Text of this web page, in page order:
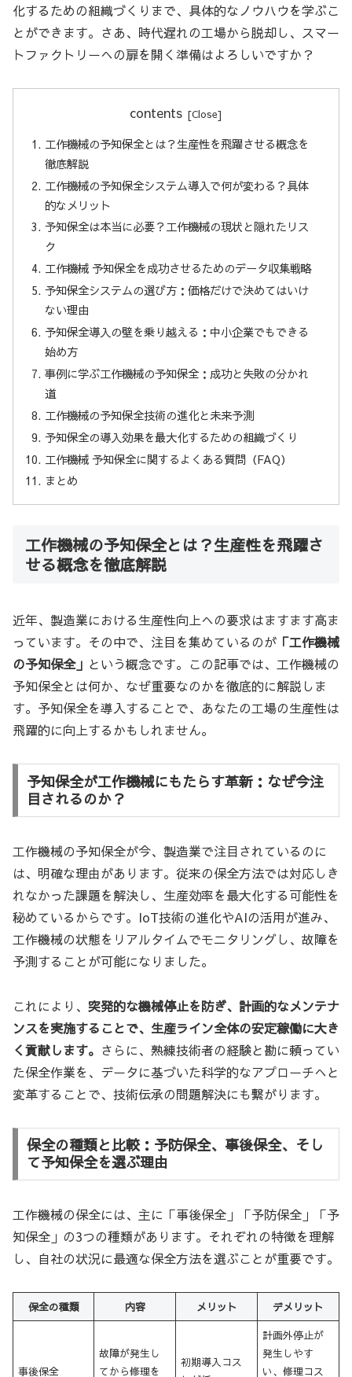
化するための組織づくりまで、具体的なノウハウを学ぶこ
とができます。さあ、時代遅れの工場から脱却し、スマー
トファクトリーへの扉を開く準備はよろしいですか？
contents
工作機械の予知保全とは？生産性を飛躍させる概念を
徹底解説
工作機械の予知保全システム導入で何が変わる？具体
的なメリット
予知保全は本当に必要？工作機械の現状と隠れたリス
ク
工作機械 予知保全を成功させるためのデータ収集戦略
予知保全システムの選び方：価格だけで決めてはいけ
ない理由
予知保全導入の壁を乗り越える：中小企業でもできる
始め方
事例に学ぶ工作機械の予知保全：成功と失敗の分かれ
道
工作機械の予知保全技術の進化と未来予測
予知保全の導入効果を最大化するための組織づくり
工作機械 予知保全に関するよくある質問（FAQ）
まとめ
工作機械の予知保全とは？生産性を飛躍さ
せる概念を徹底解説
近年、製造業における生産性向上への要求はますます高ま
っています。その中で、注目を集めているのが 「工作機械
の予知保全」 という概念です。この記事では、工作機械の
予知保全とは何か、なぜ重要なのかを徹底的に解説しま
す。予知保全を導入することで、あなたの工場の生産性は
飛躍的に向上するかもしれません。
予知保全が工作機械にもたらす革新：なぜ今注
目されるのか？
工作機械の予知保全が今、製造業で注目されているのに
は、明確な理由があります。従来の保全方法では対応しき
れなかった課題を解決し、生産効率を最大化する可能性を
秘めているからです。IoT技術の進化やAIの活用が進み、
工作機械の状態をリアルタイムでモニタリングし、故障を
予測することが可能になりました。
これにより、 突発的な機械停止を防ぎ、計画的なメンテナ
ンスを実施することで、生産ライン全体の安定稼働に大き
く貢献します。 さらに、熟練技術者の経験と勘に頼ってい
た保全作業を、データに基づいた科学的なアプローチへと
変革することで、技術伝承の問題解決にも繋がります。
保全の種類と比較：予防保全、事後保全、そし
て予知保全を選ぶ理由
工作機械の保全には、主に「事後保全」「予防保全」「予
知保全」の3つの種類があります。それぞれの特徴を理解
し、自社の状況に最適な保全方法を選ぶことが重要です。
保全の種類 内容 メリット デメリット
事後保全
故障が発生し
てから修理を
初期導入コス
計画外停止が
発生しやす
い、修理コス